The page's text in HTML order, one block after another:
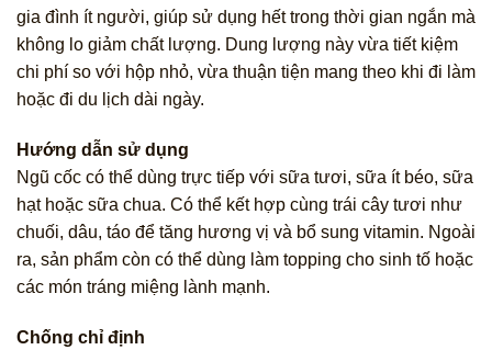
gia đình ít người, giúp sử dụng hết trong thời gian ngắn mà
không lo giảm chất lượng. Dung lượng này vừa tiết kiệm
chi phí so với hộp nhỏ, vừa thuận tiện mang theo khi đi làm
hoặc đi du lịch dài ngày.
Hướng dẫn sử dụng
Ngũ cốc có thể dùng trực tiếp với sữa tươi, sữa ít béo, sữa
hạt hoặc sữa chua. Có thể kết hợp cùng trái cây tươi như
chuối, dâu, táo để tăng hương vị và bổ sung vitamin. Ngoài
ra, sản phẩm còn có thể dùng làm topping cho sinh tố hoặc
các món tráng miệng lành mạnh.
Chống chỉ định